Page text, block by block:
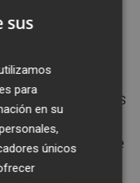
del
produce por
"entre
procedimiento
a los solos
del contenido
la dirección de
cadena de
sus
para
en su
únicos